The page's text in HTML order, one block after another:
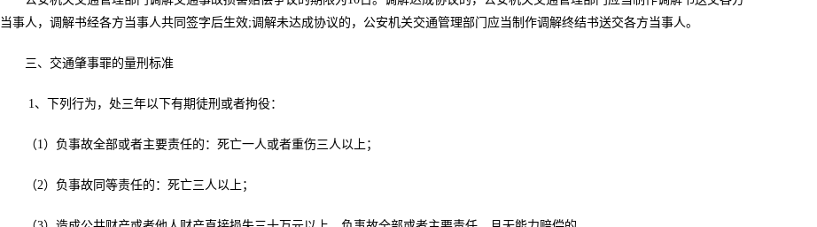
当事人，调解书经各方当事人共同签字后生效;调解未达成协议的，公安机关交通管理部门应当制作调解终结书送交各方当事人。
三、交通肇事罪的量刑标准
1、下列行为，处三年以下有期徒刑或者拘役：
（1）负事故全部或者主要责任的：死亡一人或者重伤三人以上；
（2）负事故同等责任的：死亡三人以上；